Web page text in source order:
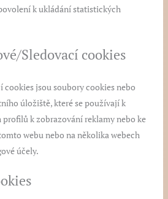
k ukládání statistických
Sledovací cookies
jsou soubory cookies nebo
úložiště, které se používají k
k zobrazování reklamy nebo ke
webu nebo na několika webech
účely.